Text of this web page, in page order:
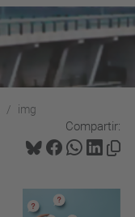
img
Compartir: